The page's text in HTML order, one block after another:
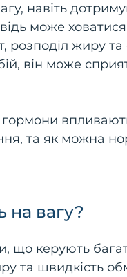
навіть
може
розподіл жиру
він може
гормони
та як можна
на вагу?
що керують
та швидкість